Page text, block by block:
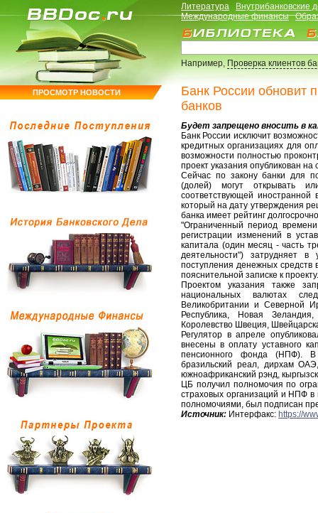
ПРОСМОТР НОВОСТИ
Литература
Внутрибанковские
Международные финансы
Например,Проверка клиентов
Банк России обновит
банков
Будет запрещено вносить в
Банк России исключит
кредитных организациях для
возможности полностью
проект указания опубликован на
Сейчас по закону банки для
(долей) могут открывать
соответствующей
который на дату утверждения
банка имеет рейтинг
"Ограниченный период
регистрации изменений в
капитала (один месяц - часть
деятельности") затрудняет в
поступления денежных средств
пояснительной записке к проекту.
Проектом указания также
национальных валютах
Великобритании и Северной
Республика, Новая
Королевство Швеция,
Регулятор в апреле
внесены в оплату уставного
пенсионного фонда (НПФ). В
бразильский реал, дирхам
южноафриканский рэнд,
ЦБ получил полномочия по
страховых организаций и НПФ
полномочиями, был подписан
Источник: Интерфакс: https://